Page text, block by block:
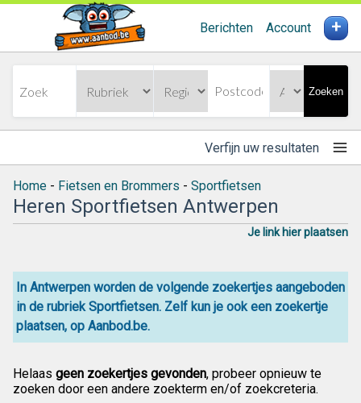
Berichten Account +
Zoeken
Verfijn uw resultaten
Home - Fietsen en Brommers - Sportfietsen
Heren Sportfietsen Antwerpen
Je link hier plaatsen
In Antwerpen worden de volgende zoekertjes aangeboden
in de rubriek Sportfietsen. Zelf kun je ook een zoekertje
plaatsen, op Aanbod.be.
Helaas geen zoekertjes gevonden, probeer opnieuw te
zoeken door een andere zoekterm en/of zoekcreteria.